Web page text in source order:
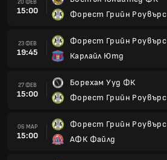
20 ФЕВ
15:00
Форест Грийн Роувърс
23 ФЕВ
19:45
Форест Грийн Роувърс
Карлайл Ютд
27 ФЕВ
15:00
Борехам Ууд ФК
Форест Грийн Роувърс
06 МАР
15:00
Форест Грийн Роувърс
АФК Файлд